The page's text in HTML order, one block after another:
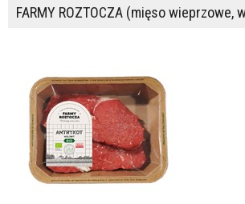
FARMY ROZTOCZA (mięso wieprzowe,